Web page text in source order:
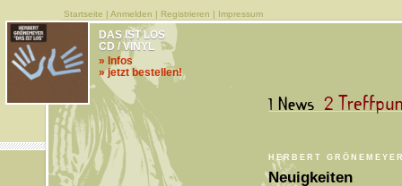
Startseite | Anmelden | Registrieren | Impressum
HERBERT
Neuigkeiten
DAS IST LOS
CD / VINYL
» Infos
» jetzt bestellen!